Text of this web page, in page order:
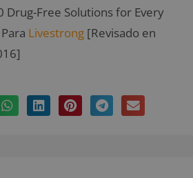
Drug-Free Solutions for Every
Livestrong [Revisado en